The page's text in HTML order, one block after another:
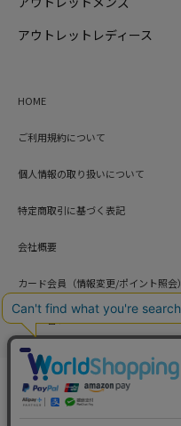
アウトレットレディース
HOME
ご利用規約について
個人情報の取り扱いについて
特定商取引に基づく表記
会社概要
カード会員（情報変更/ポイント照会）